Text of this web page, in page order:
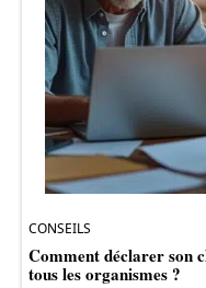
CONSEILS
Comment déclarer son
tous les organismes ?